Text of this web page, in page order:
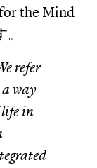
the Mind
refer
way
in